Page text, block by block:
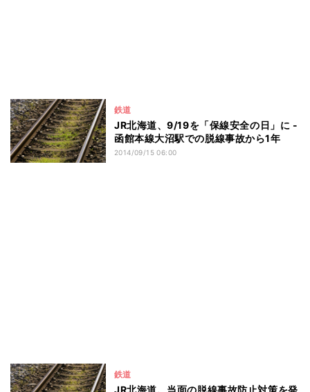
鉄道
JR北海道、9/19を「保線安全の日」に -
函館本線大沼駅での脱線事故から1年
2014/09/15 06:00
鉄道
JR北海道、当面の脱線事故防止対策を発